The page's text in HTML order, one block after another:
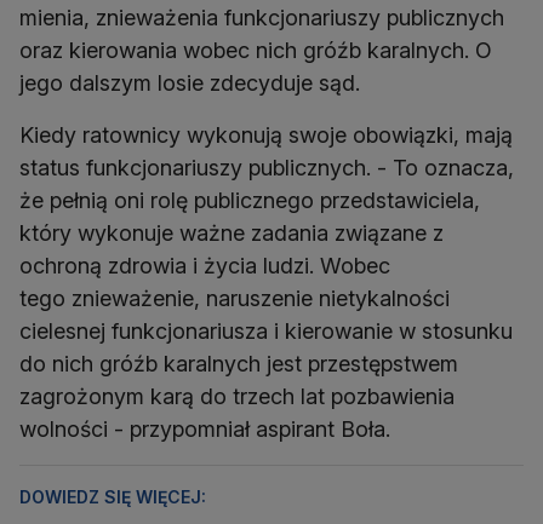
mienia, znieważenia funkcjonariuszy publicznych
oraz kierowania wobec nich gróźb karalnych. O
jego dalszym losie zdecyduje sąd.
Kiedy ratownicy wykonują swoje obowiązki, mają
status funkcjonariuszy publicznych. - To oznacza,
że pełnią oni rolę publicznego przedstawiciela,
który wykonuje ważne zadania związane z
ochroną zdrowia i życia ludzi. Wobec
tego znieważenie, naruszenie nietykalności
cielesnej funkcjonariusza i kierowanie w stosunku
do nich gróźb karalnych jest przestępstwem
zagrożonym karą do trzech lat pozbawienia
wolności - przypomniał aspirant Boła.
DOWIEDZ SIĘ WIĘCEJ: